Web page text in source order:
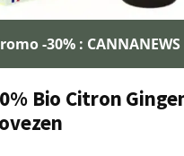
-30% : CANNANEWS
Bio Citron